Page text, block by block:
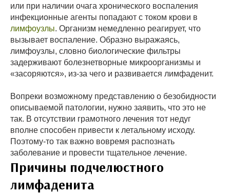
или при наличии очага хронического воспаления
инфекционные агенты попадают с током крови в
лимфоузлы. Организм немедленно реагирует, что
вызывает воспаление. Образно выражаясь,
лимфоузлы, словно биологические фильтры
задерживают болезнетворные микроорганизмы и
«засоряются», из-за чего и развивается лимфаденит.
Вопреки возможному представлению о безобидности
описываемой патологии, нужно заявить, что это не
так. В отсутствии грамотного лечения тот недуг
вполне способен привести к летальному исходу.
Поэтому-то так важно вовремя распознать
заболевание и провести тщательное лечение.
Причины подчелюстного
лимфаденита